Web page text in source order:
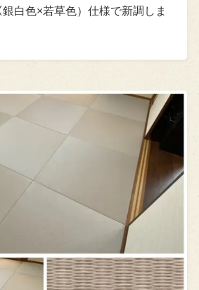
銀白色×若草色）仕様で新調しま